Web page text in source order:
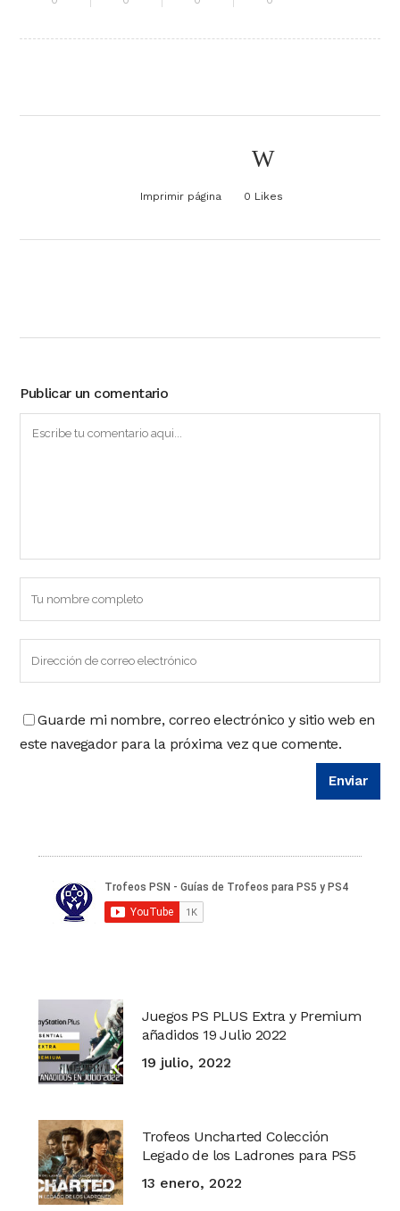
Imprimir página 0 Likes
Publicar un comentario
Guarde mi nombre, correo electrónico y sitio web en
este navegador para la próxima vez que comente.
Juegos PS PLUS Extra y Premium
añadidos 19 Julio 2022
19 julio, 2022
Trofeos Uncharted Colección
Legado de los Ladrones para PS5
13 enero, 2022